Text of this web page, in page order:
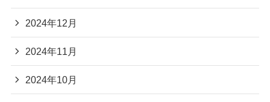
2024年12月
2024年11月
2024年10月